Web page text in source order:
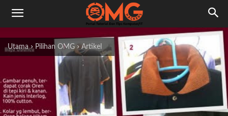
Utama Pilihan OMG Artikel